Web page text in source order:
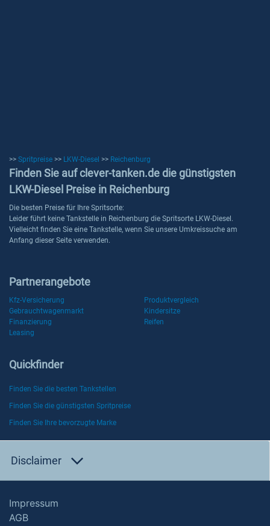
>> Spritpreise >> LKW-Diesel >> Reichenburg
Finden Sie auf clever-tanken.de die günstigsten
LKW-Diesel Preise in Reichenburg
Die besten Preise für Ihre Spritsorte:
Leider führt keine Tankstelle in Reichenburg die Spritsorte LKW-Diesel.
Vielleicht finden Sie eine Tankstelle, wenn Sie unsere Umkreissuche am
Anfang dieser Seite verwenden.
Partnerangebote
Kfz-Versicherung
Produktvergleich
Gebrauchtwagenmarkt
Kindersitze
Finanzierung
Reifen
Leasing
Quickfinder
Finden Sie die besten Tankstellen
Finden Sie die günstigsten Spritpreise
Finden Sie Ihre bevorzugte Marke
Disclaimer
Impressum
AGB